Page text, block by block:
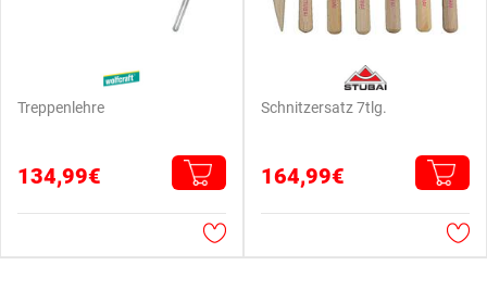
Treppenlehre
134,99€
Schnitzersatz 7tlg.
164,99€